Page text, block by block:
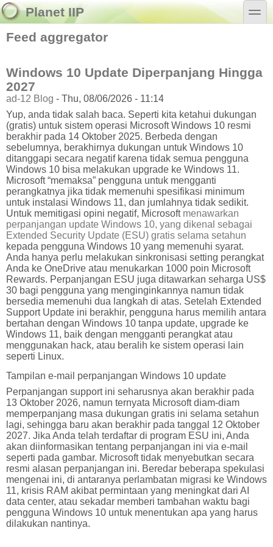
Skip to main content
Skip to search
Planet IIP toggle
Feed aggregator
Windows 10 Update Diperpanjang Hingga
2027
ad-12 Blog - Thu, 08/06/2026 - 11:14
Yup, anda tidak salah baca. Seperti kita ketahui dukungan
(gratis) untuk sistem operasi Microsoft Windows 10 resmi
berakhir pada 14 Oktober 2025. Berbeda dengan
sebelumnya, berakhirnya dukungan untuk Windows 10
ditanggapi secara negatif karena tidak semua pengguna
Windows 10 bisa melakukan upgrade ke Windows 11.
Microsoft “memaksa” pengguna untuk mengganti
perangkatnya jika tidak memenuhi spesifikasi minimum
untuk instalasi Windows 11, dan jumlahnya tidak sedikit.
Untuk memitigasi opini negatif, Microsoft menawarkan
perpanjangan update Windows 10, yang dikenal sebagai
Extended Security Update (ESU) gratis selama setahun
kepada pengguna Windows 10 yang memenuhi syarat.
Anda hanya perlu melakukan sinkronisasi setting perangkat
Anda ke OneDrive atau menukarkan 1000 poin Microsoft
Rewards. Perpanjangan ESU juga ditawarkan seharga US$
30 bagi pengguna yang menginginkannya namun tidak
bersedia memenuhi dua langkah di atas. Setelah Extended
Support Update ini berakhir, pengguna harus memilih antara
bertahan dengan Windows 10 tanpa update, upgrade ke
Windows 11, baik dengan mengganti perangkat atau
menggunakan hack, atau beralih ke sistem operasi lain
seperti Linux.
Tampilan e-mail perpanjangan Windows 10 update
Perpanjangan support ini seharusnya akan berakhir pada
13 Oktober 2026, namun ternyata Microsoft diam-diam
memperpanjang masa dukungan gratis ini selama setahun
lagi, sehingga baru akan berakhir pada tanggal 12 Oktober
2027. Jika Anda telah terdaftar di program ESU ini, Anda
akan diinformasikan tentang perpanjangan ini via e-mail
seperti pada gambar. Microsoft tidak menyebutkan secara
resmi alasan perpanjangan ini. Beredar beberapa spekulasi
mengenai ini, di antaranya perlambatan migrasi ke Windows
11, krisis RAM akibat permintaan yang meningkat dari AI
data center, atau sekadar memberi tambahan waktu bagi
pengguna Windows 10 untuk menentukan apa yang harus
dilakukan nantinya.